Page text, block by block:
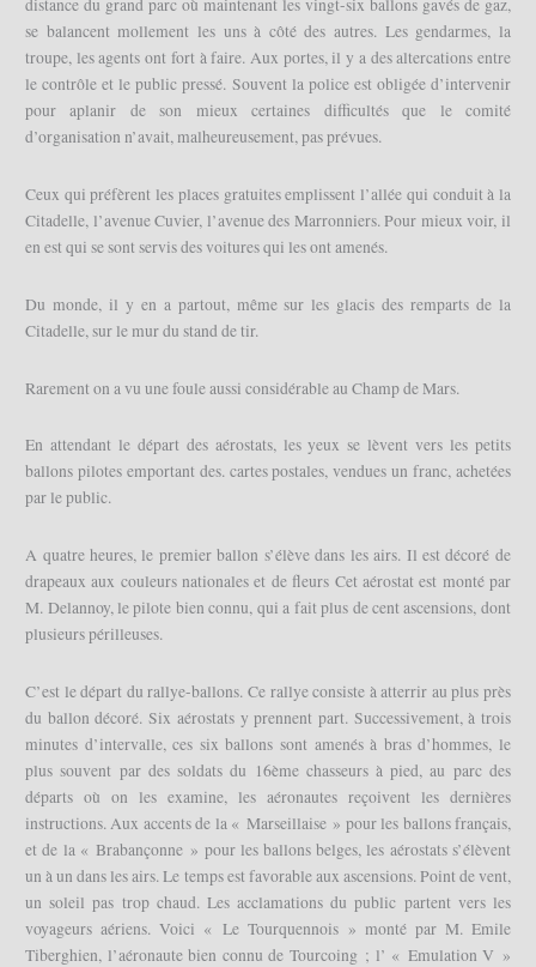
distance du grand parc où maintenant les vingt-six ballons gavés de gaz,
se balancent mollement les uns à côté des autres. Les gendarmes, la
troupe, les agents ont fort à faire. Aux portes, il y a des altercations entre
le contrôle et le public pressé. Souvent la police est obligée d’intervenir
pour aplanir de son mieux certaines difficultés que le comité
d’organisation n’avait, malheureusement, pas prévues.
Ceux qui préfèrent les places gratuites emplissent l’allée qui conduit à la
Citadelle, l’avenue Cuvier, l’avenue des Marronniers. Pour mieux voir, il
en est qui se sont servis des voitures qui les ont amenés.
Du monde, il y en a partout, même sur les glacis des remparts de la
Citadelle, sur le mur du stand de tir.
Rarement on a vu une foule aussi considérable au Champ de Mars.
En attendant le départ des aérostats, les yeux se lèvent vers les petits
ballons pilotes emportant des. cartes postales, vendues un franc, achetées
par le public.
A quatre heures, le premier ballon s’élève dans les airs. Il est décoré de
drapeaux aux couleurs nationales et de fleurs Cet aérostat est monté par
M. Delannoy, le pilote bien connu, qui a fait plus de cent ascensions, dont
plusieurs périlleuses.
C’est le départ du rallye-ballons. Ce rallye consiste à atterrir au plus près
du ballon décoré. Six aérostats y prennent part. Successivement, à trois
minutes d’intervalle, ces six ballons sont amenés à bras d’hommes, le
plus souvent par des soldats du 16ème chasseurs à pied, au parc des
départs où on les examine, les aéronautes reçoivent les dernières
instructions. Aux accents de la « Marseillaise » pour les ballons français,
et de la « Brabançonne » pour les ballons belges, les aérostats s’élèvent
un à un dans les airs. Le temps est favorable aux ascensions. Point de vent,
un soleil pas trop chaud. Les acclamations du public partent vers les
voyageurs aériens. Voici « Le Tourquennois » monté par M. Emile
Tiberghien, l’aéronaute bien connu de Tourcoing ; l’ « Emulation V »